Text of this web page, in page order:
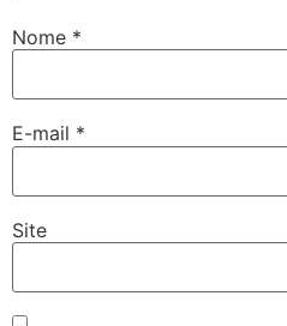
Nome *
E-mail *
Site